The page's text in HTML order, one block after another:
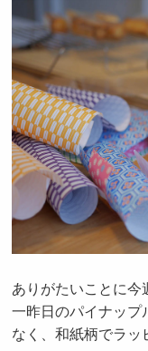
ありがたいことに今
一昨日のパイナップ
なく、和紙柄でラッ